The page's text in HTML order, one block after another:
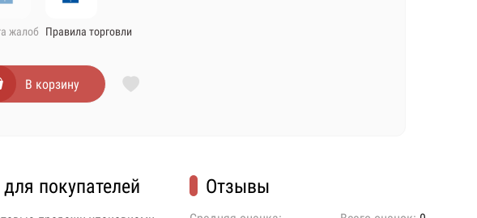
жалоб Правила торговли
В корзину
покупателей Отзывы